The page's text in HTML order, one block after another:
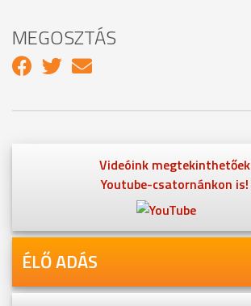
MEGOSZTÁS
Videóink megtekinthetőek
Youtube-csatornánkon is!
ÉLŐ ADÁS